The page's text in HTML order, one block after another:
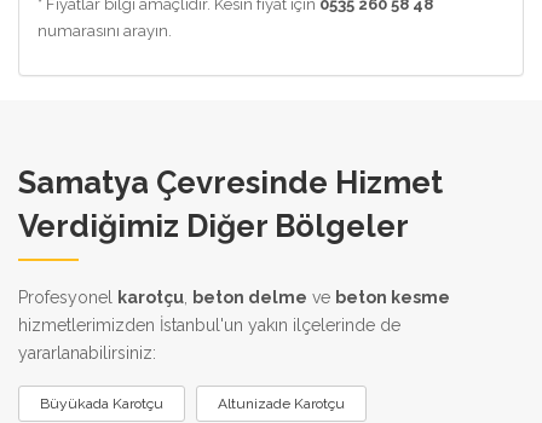
* Fiyatlar bilgi amaçlıdır. Kesin fiyat için 0535 260 58 48
numarasını arayın.
Samatya Çevresinde Hizmet
Verdiğimiz Diğer Bölgeler
Profesyonel karotçu beton delme ve beton kesme
hizmetlerimizden İstanbul'un yakın ilçelerinde de
yararlanabilirsiniz:
Büyükada Karotçu Altunizade Karotçu